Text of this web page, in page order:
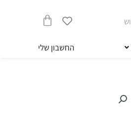
עגלת
קניות
החשבון שלי